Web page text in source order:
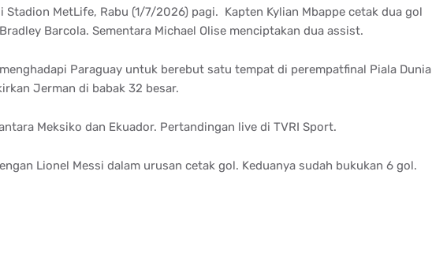
MetLife, Rabu (1/7/2026) pagi. Kapten Kylian Mbappe cetak dua gol
Barcola. Sementara Michael Olise menciptakan dua assist.
Paraguay untuk berebut satu tempat di perempatfinal Piala Dunia
Jerman di babak 32 besar.
Meksiko dan Ekuador. Pertandingan live di TVRI Sport.
Lionel Messi dalam urusan cetak gol. Keduanya sudah bukukan 6 gol.